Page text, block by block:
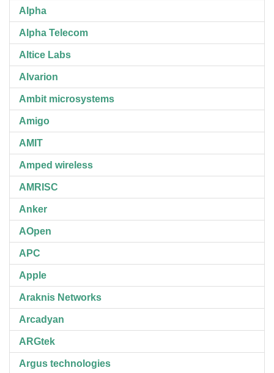
Alpha
Alpha Telecom
Altice Labs
Alvarion
Ambit microsystems
Amigo
AMIT
Amped wireless
AMRISC
Anker
AOpen
APC
Apple
Araknis Networks
Arcadyan
ARGtek
Argus technologies